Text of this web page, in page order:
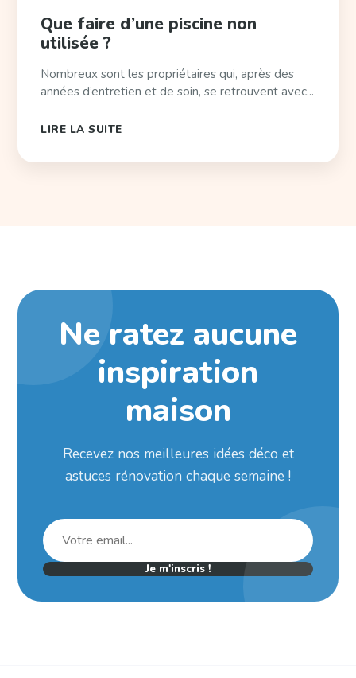
Que faire d’une piscine non
utilisée ?
Nombreux sont les propriétaires qui, après des
années d’entretien et de soin, se retrouvent avec...
LIRE LA SUITE
Ne ratez aucune
inspiration
maison
Recevez nos meilleures idées déco et
astuces rénovation chaque semaine !
Je m'inscris !